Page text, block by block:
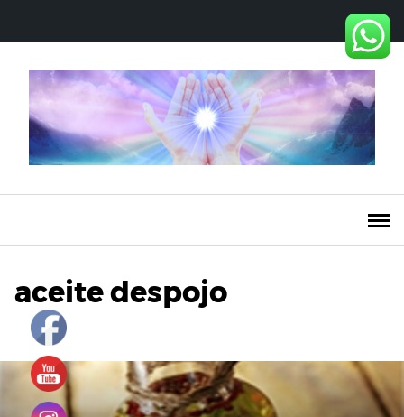
contenido
aceite despojo